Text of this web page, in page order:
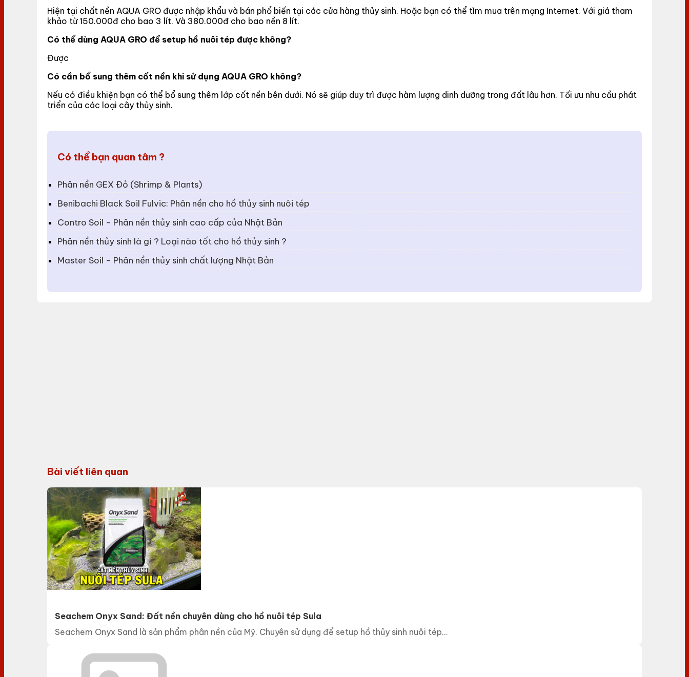
Hiện tại chất nền AQUA GRO được nhập khẩu và bán phổ biến tại các cửa hàng thủy sinh. Hoặc bạn có thể tìm mua trên mạng Internet. Với giá tham
khảo từ 150.000đ cho bao 3 lít. Và 380.000đ cho bao nền 8 lít.
Có thể dùng AQUA GRO để setup hồ nuôi tép được không?
Được
Có cần bổ sung thêm cốt nền khi sử dụng AQUA GRO không?
Nếu có điều khiện bạn có thể bổ sung thêm lớp cốt nền bên dưới. Nó sẽ giúp duy trì được hàm lượng dinh dưỡng trong đất lâu hơn. Tối ưu nhu cầu phát
triển của các loại cây thủy sinh.
Có thể bạn quan tâm ?
Phân nền GEX Đỏ (Shrimp & Plants)
Benibachi Black Soil Fulvic: Phân nền cho hồ thủy sinh nuôi tép
Contro Soil – Phân nền thủy sinh cao cấp của Nhật Bản
Phân nền thủy sinh là gì ? Loại nào tốt cho hồ thủy sinh ?
Master Soil – Phân nền thủy sinh chất lượng Nhật Bản
Bài viết liên quan
Seachem Onyx Sand: Đất nền chuyên dùng cho hồ nuôi tép Sula
Seachem Onyx Sand là sản phẩm phân nền của Mỹ. Chuyên sử dụng để setup hồ thủy sinh nuôi tép...